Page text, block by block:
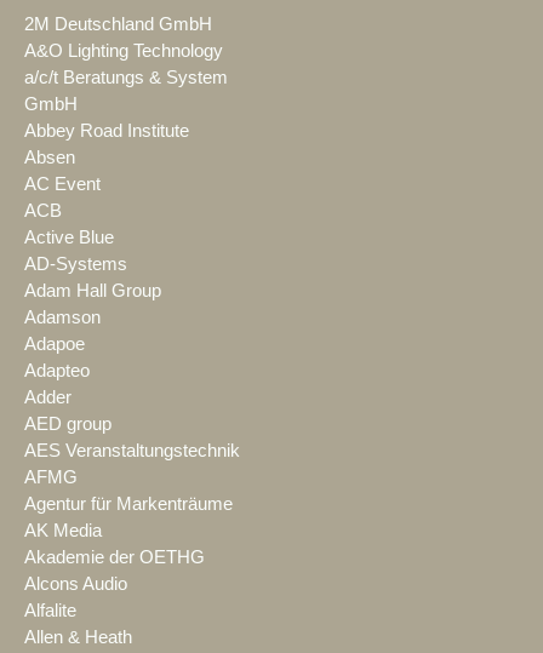
2M Deutschland GmbH
A&O Lighting Technology
a/c/t Beratungs & System
GmbH
Abbey Road Institute
Absen
AC Event
ACB
Active Blue
AD-Systems
Adam Hall Group
Adamson
Adapoe
Adapteo
Adder
AED group
AES Veranstaltungstechnik
AFMG
Agentur für Markenträume
AK Media
Akademie der OETHG
Alcons Audio
Alfalite
Allen & Heath